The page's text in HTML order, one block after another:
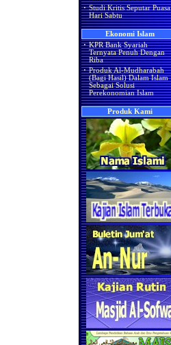
· Studi Kritis Seputar Puasa
Hari Sabtu
Ekonomi Islam
· KPR Bank Syariah
Ternyata Penuh Dengan
Riba
· Produk Al-Mudharabah
(Bagi Hasil) Dalam Islam
Sebagai Solusi
Perekonomian Islam
Produk Kami